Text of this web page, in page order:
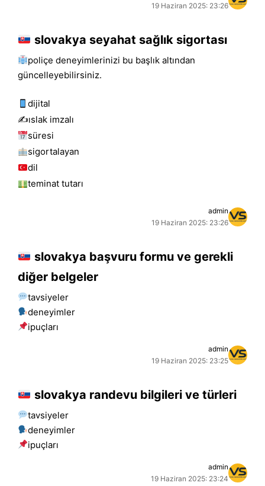
19 Haziran 2025: 23:26
slovakya seyahat sağlık sigortası
poliçe deneyimlerinizi bu başlık altından
güncelleyebilirsiniz.
dijital
✍️islak i̇mzalı
süresi
sigortalayan
dil
teminat tutarı
admin
19 Haziran 2025: 23:26
slovakya başvuru formu ve gerekli
diğer belgeler
tavsiyeler
deneyimler
i̇puçları
admin
19 Haziran 2025: 23:25
slovakya randevu bilgileri ve türleri
tavsiyeler
deneyimler
i̇puçları
admin
19 Haziran 2025: 23:24